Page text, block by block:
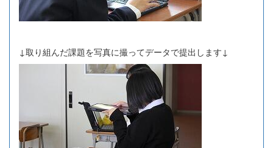
↓取り組んだ課題を写真に撮ってデータで提出します↓